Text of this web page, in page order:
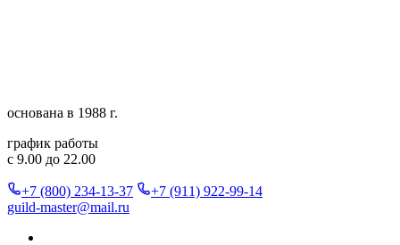
основана в 1988 г.
график работы
с 9.00 до 22.00
+7 (800) 234-13-37
+7 (911) 922-99-14
guild-master@mail.ru